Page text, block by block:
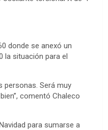
donde se anexó un
la situación para el
personas. Será muy
comentó Chaleco
para sumarse a